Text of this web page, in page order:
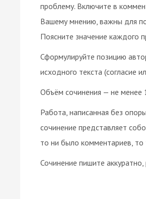
проблему. Включите в
Вашему мнению, важны для
Поясните значение каждого
Сформулируйте позицию
исходного текста (согласие
Объём сочинения — не менее
Работа, написанная без
сочинение представляет
то ни было комментариев, то
Сочинение пишите